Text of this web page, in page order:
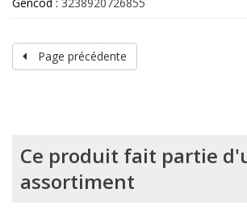
Gencod : 3238920726855
Page précédente
Ce produit fait partie
assortiment